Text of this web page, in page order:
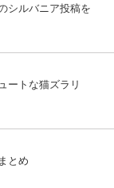
シルバニア投稿を
ートな猫ズラリ
とめ